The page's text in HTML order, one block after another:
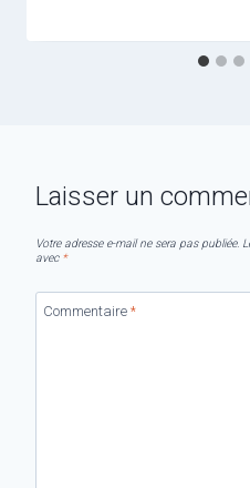
Laisser un
Votre adresse e-mail ne sera pas publiée.
avec *
Commentaire *